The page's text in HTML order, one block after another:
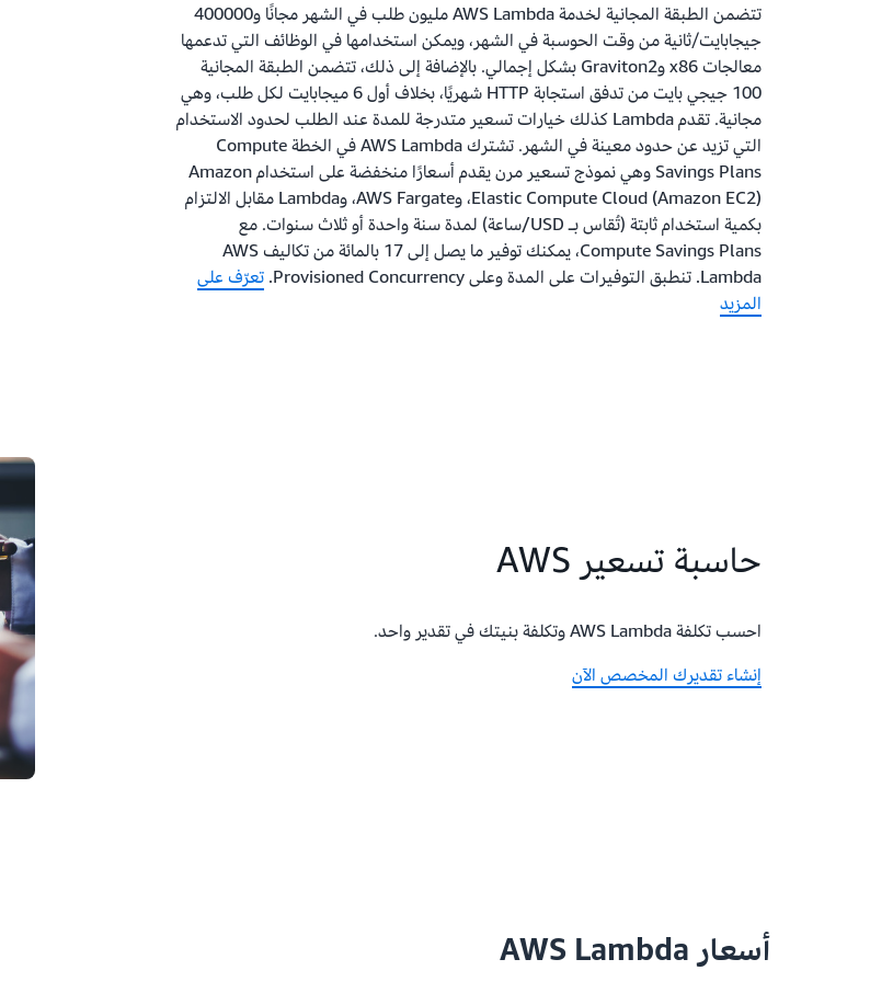
تتضمن الطبقة المجانية لخدمة AWS Lambda مليون طلب في الشهر مجانًا و400000
جيجابايت/ثانية من وقت الحوسبة في الشهر، ويمكن استخدامها في الوظائف التي تدعمها
معالجات x86 وGraviton2 بشكل إجمالي. بالإضافة إلى ذلك، تتضمن الطبقة المجانية
100 جيجي بايت من تدفق استجابة HTTP شهريًا، بخلاف أول 6 ميجابايت لكل طلب، وهي
مجانية. تقدم Lambda كذلك خيارات تسعير متدرجة للمدة عند الطلب لحدود الاستخدام
التي تزيد عن حدود معينة في الشهر. تشترك AWS Lambda في الخطة Compute
Savings Plans وهي نموذج تسعير مرن يقدم أسعارًا منخفضة على استخدام Amazon
Elastic Compute Cloud (Amazon EC2)، وAWS Fargate، وLambda مقابل الالتزام
بكمية استخدام ثابتة (تُقاس بـ USD/ساعة) لمدة سنة واحدة أو ثلاث سنوات. مع
Compute Savings Plans، يمكنك توفير ما يصل إلى 17 بالمائة من تكاليف AWS
Lambda. تنطبق التوفيرات على المدة وعلى Provisioned Concurrency.
تعرّف على
المزيد
حاسبة تسعير AWS
احسب تكلفة AWS Lambda وتكلفة بنيتك في تقدير واحد.
إنشاء تقديرك المخصص الآن
أسعار AWS Lambda